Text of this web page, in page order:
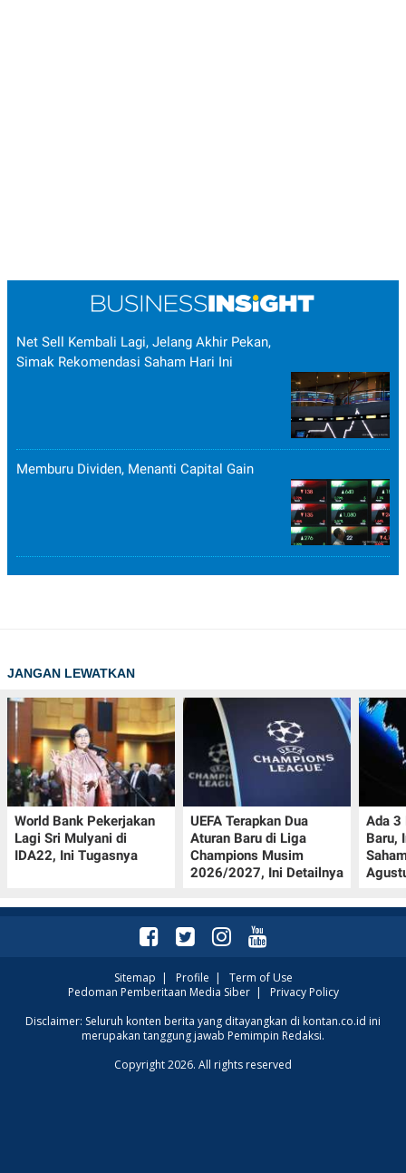
Net Sell Kembali Lagi, Jelang Akhir Pekan,
Simak Rekomendasi Saham Hari Ini
Memburu Dividen, Menanti Capital Gain
JANGAN LEWATKAN
World Bank Pekerjakan
Lagi Sri Mulyani di
IDA22, Ini Tugasnya
UEFA Terapkan Dua
Aturan Baru di Liga
Champions Musim
2026/2027, Ini Detailnya
Ada 3
Baru,
Sitemap | Profile | Term of Use
Pedoman Pemberitaan Media Siber| Privacy Policy
Disclaimer: Seluruh konten berita yang ditayangkan di kontan.co.id ini
merupakan tanggung jawab Pemimpin Redaksi.
Copyright 2026. All rights reserved